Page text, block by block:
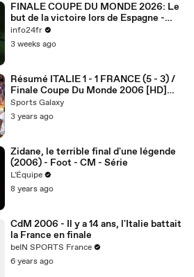
FINALE COUPE DU MONDE 2026: Le
but de la victoire lors de Espagne -
Argentine
info24fr
3 weeks ago
Résumé ITALIE 1 - 1 FRANCE (5 - 3) /
Finale Coupe Du Monde 2006 [HD]
[TF1]
Sports Galaxy
3 years ago
Zidane, le terrible final d'une légende
(2006) - Foot - CM - Série
L'Équipe
8 years ago
CdM 2006 - Il y a 14 ans, l'Italie battait
la France en finale
beIN SPORTS France
6 years ago